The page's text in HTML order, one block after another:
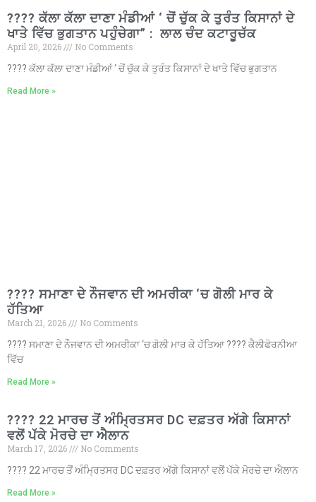
???? ਕੱਲਾ ਕੱਲਾ ਦਾਣਾ ਮੰਡੀਆਂ ‘ ਚੋਂ ਚੁੱਕ ਕੇ ਤੁਰੰਤ ਕਿਸਾਨਾਂ ਦੇ
ਖਾਤੇ ਵਿੱਚ ਭੁਗਤਾਨ ਪਹੁੰਚੇਗਾ” : ਲਾਲ ਚੰਦ ਕਟਾਰੂਚੱਕ
April 20, 2026
No Comments
???? ਕੱਲਾ ਕੱਲਾ ਦਾਣਾ ਮੰਡੀਆਂ ‘ ਚੋਂ ਚੁੱਕ ਕੇ ਤੁਰੰਤ ਕਿਸਾਨਾਂ ਦੇ ਖਾਤੇ ਵਿੱਚ ਭੁਗਤਾਨ
Read More »
???? ਸਮਾਣਾ ਦੇ ਨੌਜਵਾਨ ਦੀ ਅਮਰੀਕਾ ‘ਚ ਗੋਲੀ ਮਾਰ ਕੇ
ਹੱਤਿਆ
March 21, 2026
No Comments
???? ਸਮਾਣਾ ਦੇ ਨੌਜਵਾਨ ਦੀ ਅਮਰੀਕਾ ‘ਚ ਗੋਲੀ ਮਾਰ ਕੇ ਹੱਤਿਆ ???? ਕੈਲੀਫੋਰਨੀਆ
ਵਿੱਚ
Read More »
???? 22 ਮਾਰਚ ਤੋਂ ਅੰਮ੍ਰਿਤਸਰ DC ਦਫ਼ਤਰ ਅੱਗੇ ਕਿਸਾਨਾਂ
ਵਲੋਂ ਪੱਕੇ ਮੋਰਚੇ ਦਾ ਐਲਾਨ
March 17, 2026
No Comments
???? 22 ਮਾਰਚ ਤੋਂ ਅੰਮ੍ਰਿਤਸਰ DC ਦਫ਼ਤਰ ਅੱਗੇ ਕਿਸਾਨਾਂ ਵਲੋਂ ਪੱਕੇ ਮੋਰਚੇ ਦਾ ਐਲਾਨ
Read More »